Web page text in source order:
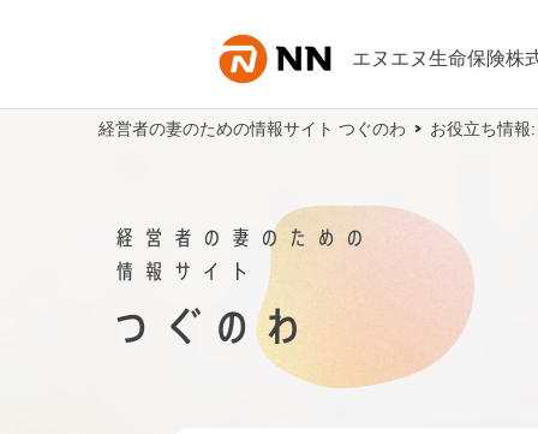
エヌエヌ生命保険株
経営者の妻のための情報サイト つぐのわ お役立ち情報